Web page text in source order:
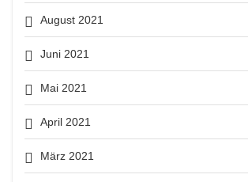
August 2021
Juni 2021
Mai 2021
April 2021
März 2021